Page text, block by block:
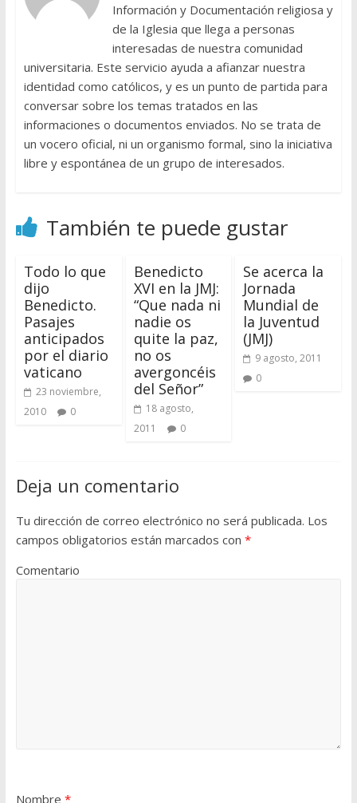
Información y Documentación religiosa y
de la Iglesia que llega a personas
interesadas de nuestra comunidad
universitaria. Este servicio ayuda a afianzar nuestra
identidad como católicos, y es un punto de partida para
conversar sobre los temas tratados en las
informaciones o documentos enviados. No se trata de
un vocero oficial, ni un organismo formal, sino la iniciativa
libre y espontánea de un grupo de interesados.
También te puede gustar
Todo lo que
dijo
Benedicto.
Pasajes
anticipados
por el diario
vaticano
23 noviembre,
2010
0
Benedicto
XVI en la JMJ:
“Que nada ni
nadie os
quite la paz,
no os
avergoncéis
del Señor”
18 agosto,
2011
0
Se acerca la
Jornada
Mundial de
la Juventud
(JMJ)
9 agosto, 2011
0
Deja un comentario
Tu dirección de correo electrónico no será publicada. Los
campos obligatorios están marcados con *
Comentario
Nombre *